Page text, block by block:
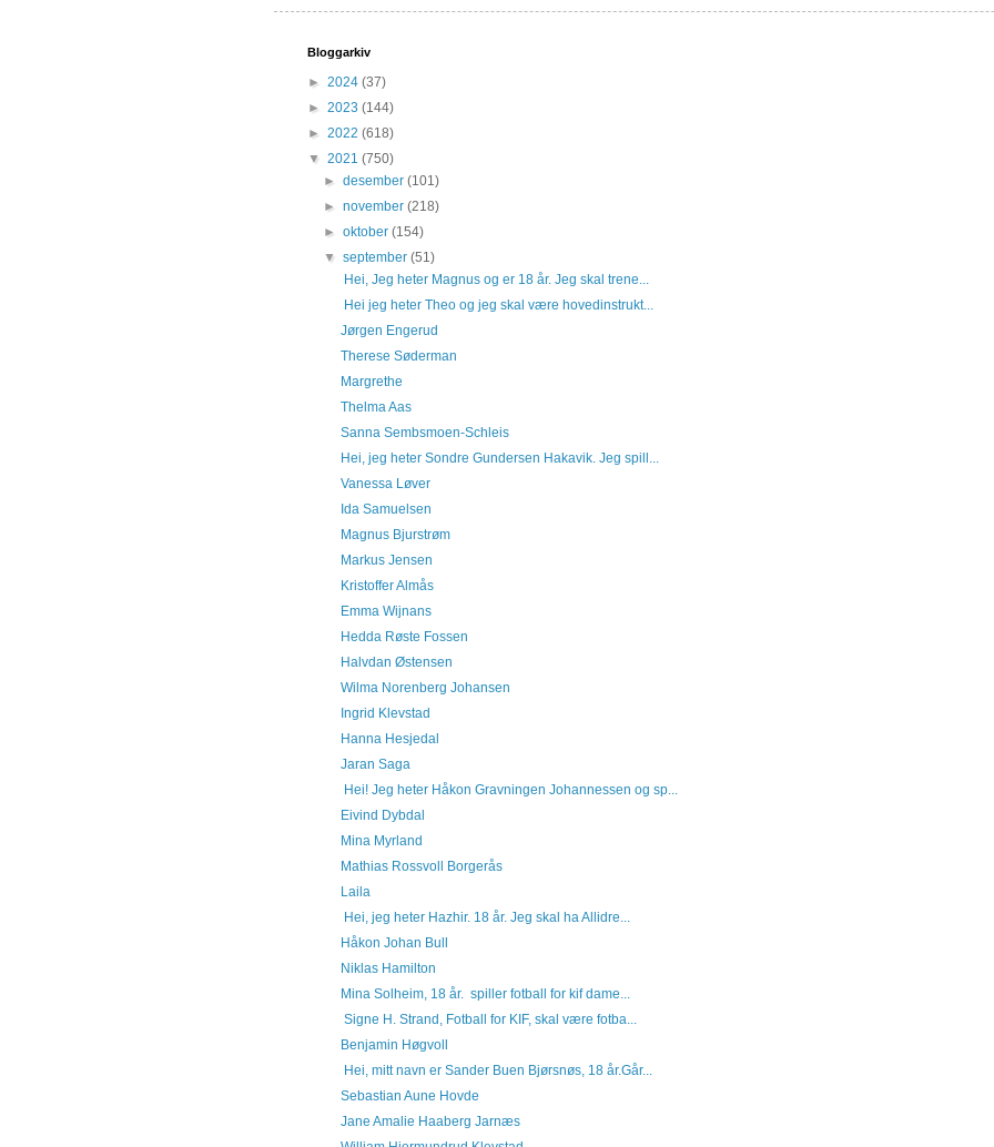
Bloggarkiv
► 2024 (37)
► 2023 (144)
► 2022 (618)
▼ 2021 (750)
►desember(101)
►november(218)
►oktober(154)
▼september(51)
Hei, Jeg heter Magnus og er 18 år. Jeg skal trene...
Hei jeg heter Theo og jeg skal være hovedinstrukt...
Jørgen Engerud
Therese Søderman
Margrethe
Thelma Aas
Sanna Sembsmoen-Schleis
Hei, jeg heter Sondre Gundersen Hakavik. Jeg spill...
Vanessa Løver
Ida Samuelsen
Magnus Bjurstrøm
Markus Jensen
Kristoffer Almås
Emma Wijnans
Hedda Røste Fossen
Halvdan Østensen
Wilma Norenberg Johansen
Ingrid Klevstad
Hanna Hesjedal
Jaran Saga
Hei! Jeg heter Håkon Gravningen Johannessen og sp...
Eivind Dybdal
Mina Myrland
Mathias Rossvoll Borgerås
Laila
Hei, jeg heter Hazhir. 18 år. Jeg skal ha Allidre...
Håkon Johan Bull
Niklas Hamilton
Mina Solheim, 18 år. spiller fotball for kif dame...
Signe H. Strand, Fotball for KIF, skal være fotba...
Benjamin Høgvoll
Hei, mitt navn er Sander Buen Bjørsnøs, 18 år.Går...
Sebastian Aune Hovde
Jane Amalie Haaberg Jarnæs